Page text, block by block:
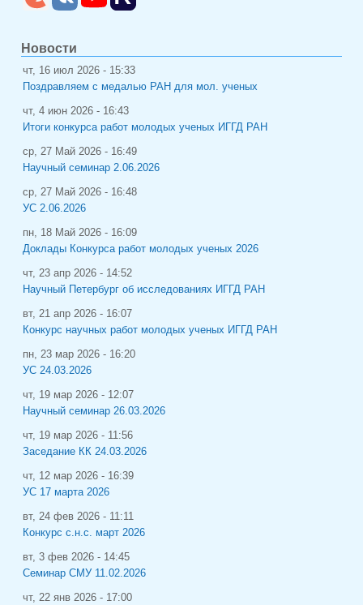
Новости
чт, 16 июл 2026 - 15:33
Поздравляем с медалью РАН для мол. ученых
чт, 4 июн 2026 - 16:43
Итоги конкурса работ молодых ученых ИГГД РАН
ср, 27 Май 2026 - 16:49
Научный семинар 2.06.2026
ср, 27 Май 2026 - 16:48
УС 2.06.2026
пн, 18 Май 2026 - 16:09
Доклады Конкурса работ молодых ученых 2026
чт, 23 апр 2026 - 14:52
Научный Петербург об исследованиях ИГГД РАН
вт, 21 апр 2026 - 16:07
Конкурс научных работ молодых ученых ИГГД РАН
пн, 23 мар 2026 - 16:20
УС 24.03.2026
чт, 19 мар 2026 - 12:07
Научный семинар 26.03.2026
чт, 19 мар 2026 - 11:56
Заседание КК 24.03.2026
чт, 12 мар 2026 - 16:39
УС 17 марта 2026
вт, 24 фев 2026 - 11:11
Конкурс с.н.с. март 2026
вт, 3 фев 2026 - 14:45
Семинар СМУ 11.02.2026
чт, 22 янв 2026 - 17:00